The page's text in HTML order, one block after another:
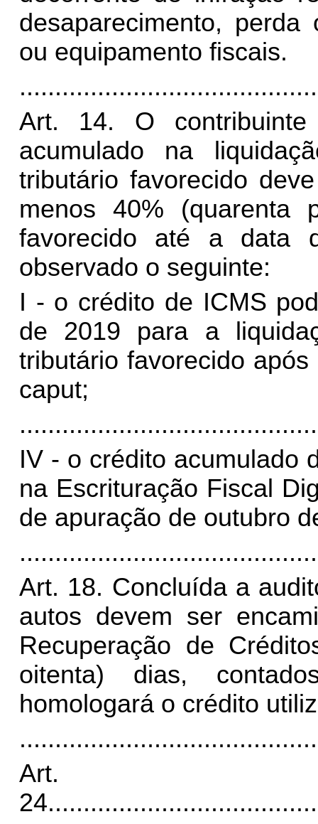
desaparecimento,
ou equipamento fiscais.
Art. 14. O
acumulado na
tributário favorecido
menos 40% (quarenta
favorecido até a data
observado o seguinte:
I - o crédito de ICMS
de 2019 para a
tributário favorecido
caput;
IV - o crédito acumulado
na Escrituração Fiscal
de apuração de outubro
Art. 18. Concluída a
autos devem ser
Recuperação de
oitenta) dias,
homologará o crédito
Art.
24